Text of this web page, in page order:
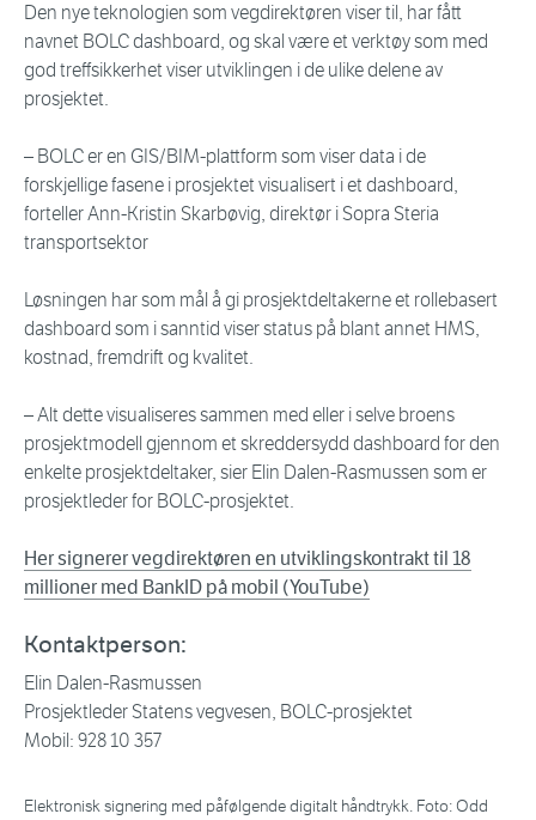
Den nye teknologien som vegdirektøren viser til, har fått
navnet BOLC dashboard, og skal være et verktøy som med
god treffsikkerhet viser utviklingen i de ulike delene av
prosjektet.
– BOLC er en GIS/BIM-plattform som viser data i de
forskjellige fasene i prosjektet visualisert i et dashboard,
forteller Ann-Kristin Skarbøvig, direktør i Sopra Steria
transportsektor
Løsningen har som mål å gi prosjektdeltakerne et rollebasert
dashboard som i sanntid viser status på blant annet HMS,
kostnad, fremdrift og kvalitet.
– Alt dette visualiseres sammen med eller i selve broens
prosjektmodell gjennom et skreddersydd dashboard for den
enkelte prosjektdeltaker, sier Elin Dalen-Rasmussen som er
prosjektleder for BOLC-prosjektet.
Her signerer vegdirektøren en utviklingskontrakt til 18
millioner med BankID på mobil (YouTube)
Kontaktperson:
Elin Dalen-Rasmussen
Prosjektleder Statens vegvesen, BOLC-prosjektet
Mobil: 928 10 357
Elektronisk signering med påfølgende digitalt håndtrykk. Foto: Odd